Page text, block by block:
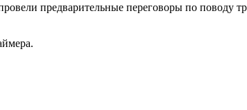
предварительные переговоры по поводу